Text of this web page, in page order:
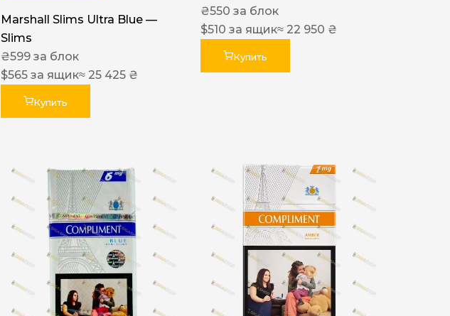
Marshall Slims Ultra Blue —
Slims
₴599 за блок
$565 за ящик≈ 25 425 ₴
Купить
₴550 за блок
$510 за ящик≈ 22 950 ₴
Купить